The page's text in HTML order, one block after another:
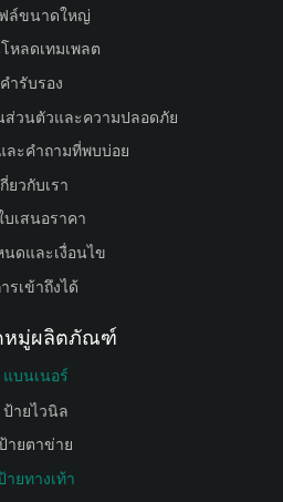
ล์ขนาดใหญ่
หลดเทมเพลต
คำรับรอง
ส่วนตัวและความปลอดภัย
ละคำถามที่พบบ่อย
กี่ยวกับเรา
บเสนอราคา
ดและเงื่อนไข
รเข้าถึงได้
หมู่ผลิตภัณฑ์
แบนเนอร์
ป้ายไวนิล
ายตาข่าย
ายทางเท้า